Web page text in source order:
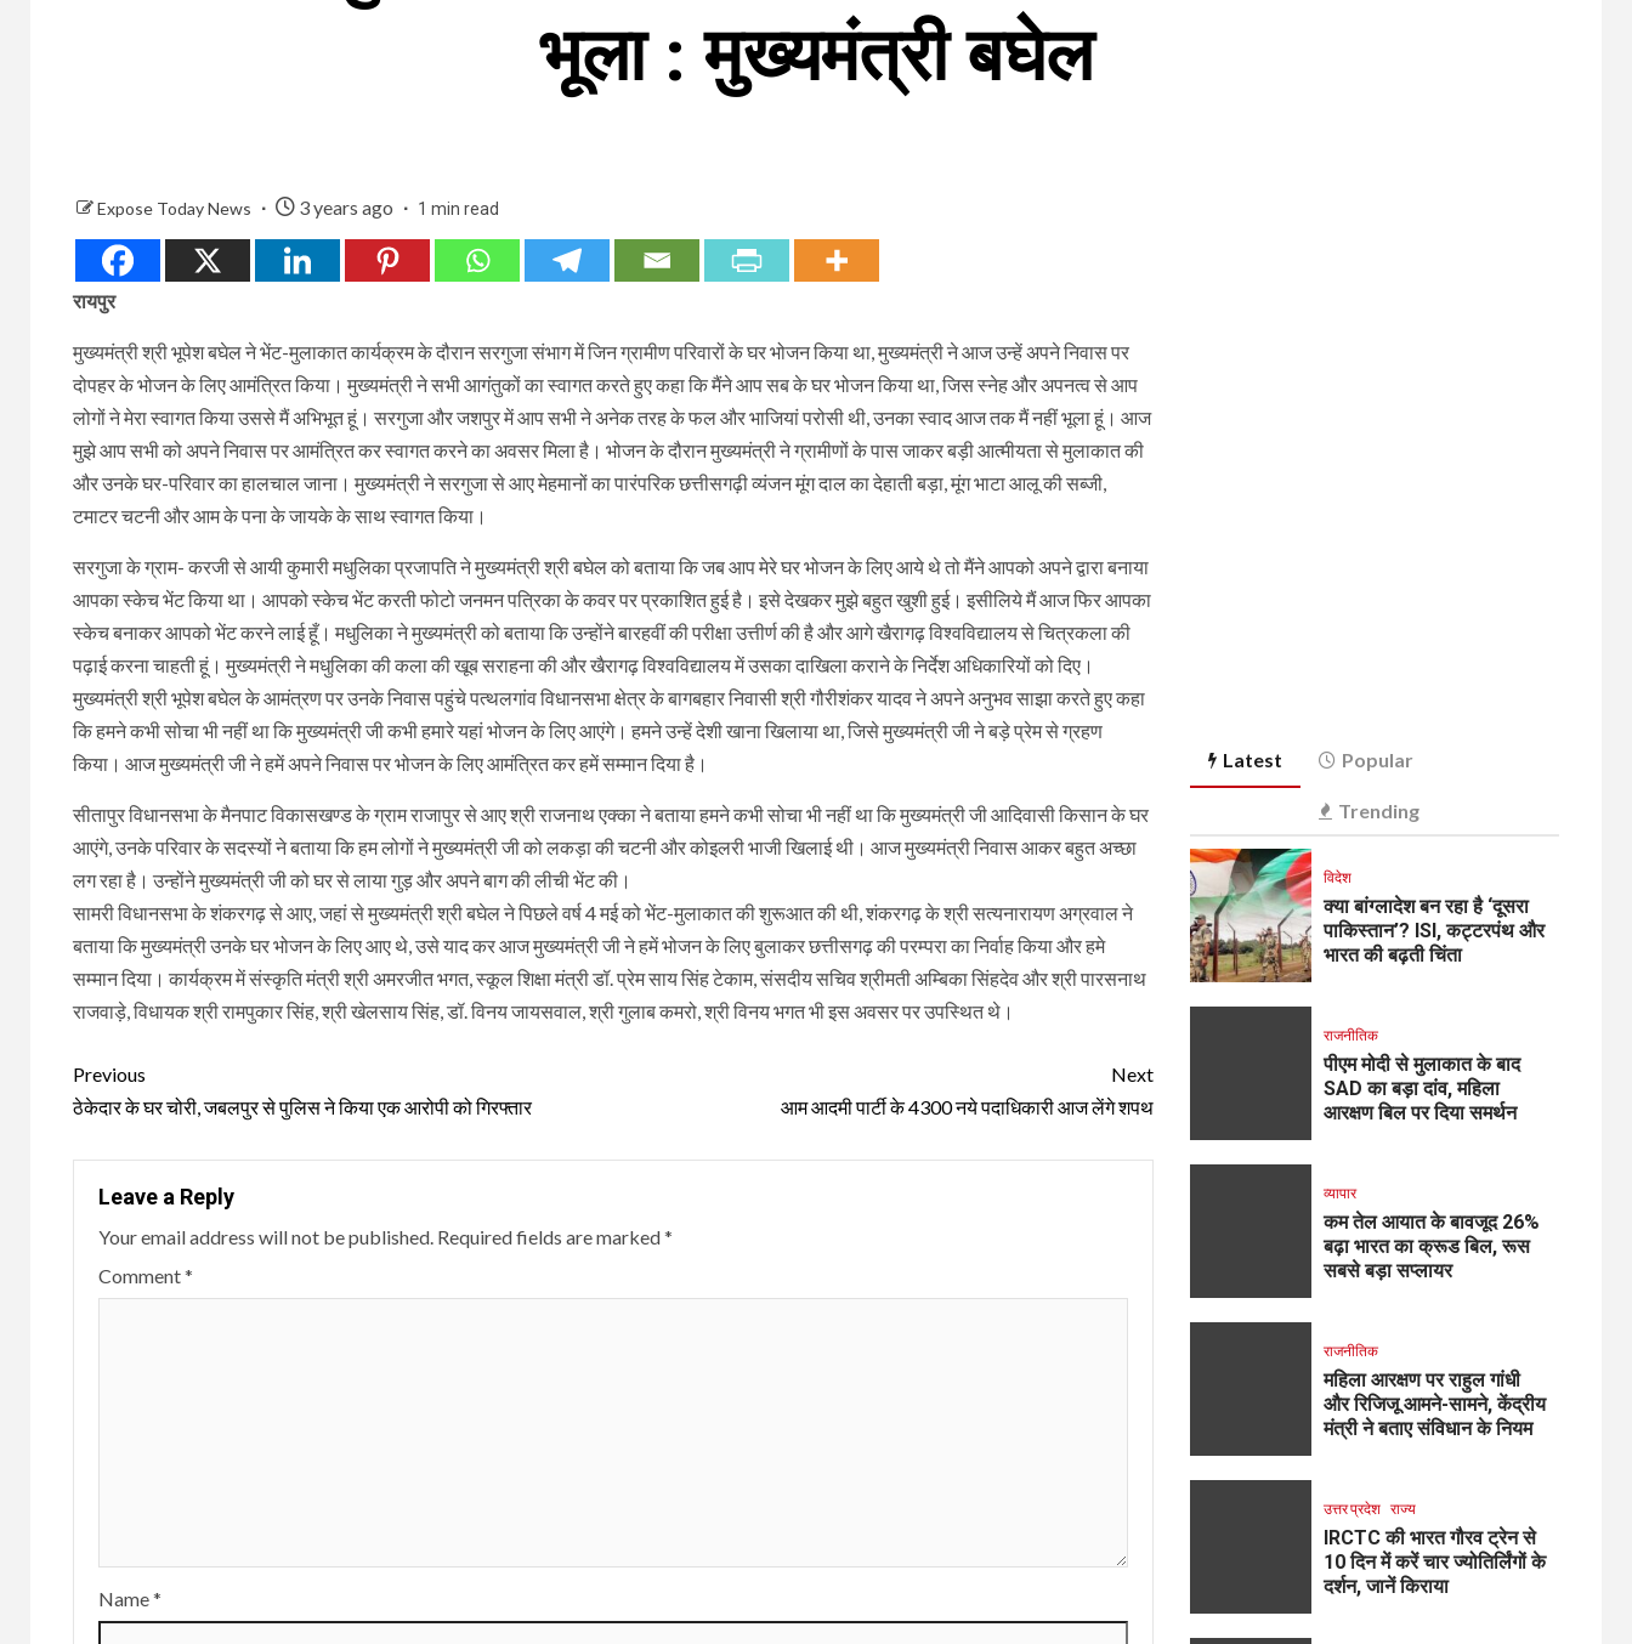
भूला : मुख्यमंत्री बघेल
Expose Today News 3 years ago 1 min read
रायपुर
मुख्यमंत्री श्री भूपेश बघेल ने भेंट-मुलाकात कार्यक्रम के दौरान सरगुजा संभाग में जिन ग्रामीण परिवारों के घर भोजन किया था, मुख्यमंत्री ने आज उन्हें अपने निवास पर
दोपहर के भोजन के लिए आमंत्रित किया। मुख्यमंत्री ने सभी आगंतुकों का स्वागत करते हुए कहा कि मैंने आप सब के घर भोजन किया था, जिस स्नेह और अपनत्व से आप
लोगों ने मेरा स्वागत किया उससे मैं अभिभूत हूं। सरगुजा और जशपुर में आप सभी ने अनेक तरह के फल और भाजियां परोसी थी, उनका स्वाद आज तक मैं नहीं भूला हूं। आज
मुझे आप सभी को अपने निवास पर आमंत्रित कर स्वागत करने का अवसर मिला है। भोजन के दौरान मुख्यमंत्री ने ग्रामीणों के पास जाकर बड़ी आत्मीयता से मुलाकात की
और उनके घर-परिवार का हालचाल जाना। मुख्यमंत्री ने सरगुजा से आए मेहमानों का पारंपरिक छत्तीसगढ़ी व्यंजन मूंग दाल का देहाती बड़ा, मूंग भाटा आलू की सब्जी,
टमाटर चटनी और आम के पना के जायके के साथ स्वागत किया।
सरगुजा के ग्राम- करजी से आयी कुमारी मधुलिका प्रजापति ने मुख्यमंत्री श्री बघेल को बताया कि जब आप मेरे घर भोजन के लिए आये थे तो मैंने आपको अपने द्वारा बनाया
आपका स्केच भेंट किया था। आपको स्केच भेंट करती फोटो जनमन पत्रिका के कवर पर प्रकाशित हुई है। इसे देखकर मुझे बहुत खुशी हुई। इसीलिये मैं आज फिर आपका
स्केच बनाकर आपको भेंट करने लाई हूँ। मधुलिका ने मुख्यमंत्री को बताया कि उन्होंने बारहवीं की परीक्षा उत्तीर्ण की है और आगे खैरागढ़ विश्वविद्यालय से चित्रकला की
पढ़ाई करना चाहती हूं। मुख्यमंत्री ने मधुलिका की कला की खूब सराहना की और खैरागढ़ विश्वविद्यालय में उसका दाखिला कराने के निर्देश अधिकारियों को दिए।
मुख्यमंत्री श्री भूपेश बघेल के आमंत्रण पर उनके निवास पहुंचे पत्थलगांव विधानसभा क्षेत्र के बागबहार निवासी श्री गौरीशंकर यादव ने अपने अनुभव साझा करते हुए कहा
कि हमने कभी सोचा भी नहीं था कि मुख्यमंत्री जी कभी हमारे यहां भोजन के लिए आएंगे। हमने उन्हें देशी खाना खिलाया था, जिसे मुख्यमंत्री जी ने बड़े प्रेम से ग्रहण
किया। आज मुख्यमंत्री जी ने हमें अपने निवास पर भोजन के लिए आमंत्रित कर हमें सम्मान दिया है।
सीतापुर विधानसभा के मैनपाट विकासखण्ड के ग्राम राजापुर से आए श्री राजनाथ एक्का ने बताया हमने कभी सोचा भी नहीं था कि मुख्यमंत्री जी आदिवासी किसान के घर
आएंगे, उनके परिवार के सदस्यों ने बताया कि हम लोगों ने मुख्यमंत्री जी को लकड़ा की चटनी और कोइलरी भाजी खिलाई थी। आज मुख्यमंत्री निवास आकर बहुत अच्छा
लग रहा है। उन्होंने मुख्यमंत्री जी को घर से लाया गुड़ और अपने बाग की लीची भेंट की।
सामरी विधानसभा के शंकरगढ़ से आए, जहां से मुख्यमंत्री श्री बघेल ने पिछले वर्ष 4 मई को भेंट-मुलाकात की शुरूआत की थी, शंकरगढ़ के श्री सत्यनारायण अग्रवाल ने
बताया कि मुख्यमंत्री उनके घर भोजन के लिए आए थे, उसे याद कर आज मुख्यमंत्री जी ने हमें भोजन के लिए बुलाकर छत्तीसगढ़ की परम्परा का निर्वाह किया और हमे
सम्मान दिया। कार्यक्रम में संस्कृति मंत्री श्री अमरजीत भगत, स्कूल शिक्षा मंत्री डॉ. प्रेम साय सिंह टेकाम, संसदीय सचिव श्रीमती अम्बिका सिंहदेव और श्री पारसनाथ
राजवाड़े, विधायक श्री रामपुकार सिंह, श्री खेलसाय सिंह, डॉ. विनय जायसवाल, श्री गुलाब कमरो, श्री विनय भगत भी इस अवसर पर उपस्थित थे।
Continue
Reading
Previous
ठेकेदार के घर चोरी, जबलपुर से पुलिस ने किया एक आरोपी को गिरफ्तार
Next
आम आदमी पार्टी के 4300 नये पदाधिकारी आज लेंगे शपथ
Leave a Reply
Your email address will not be published. Required fields are marked*
Comment*
Name*
Latest Popular
Trending
विदेश
क्या बांग्लादेश बन रहा है ‘दूसरा
पाकिस्तान’? ISI, कट्टरपंथ और
भारत की बढ़ती चिंता
राजनीतिक
पीएम मोदी से मुलाकात के बाद
SAD का बड़ा दांव, महिला
आरक्षण बिल पर दिया समर्थन
व्यापार
कम तेल आयात के बावजूद 26%
बढ़ा भारत का क्रूड बिल, रूस
सबसे बड़ा सप्लायर
राजनीतिक
महिला आरक्षण पर राहुल गांधी
और रिजिजू आमने-सामने, केंद्रीय
मंत्री ने बताए संविधान के नियम
उत्तर प्रदेश राज्य
IRCTC की भारत गौरव ट्रेन से
10 दिन में करें चार ज्योतिर्लिंगों के
दर्शन, जानें किराया